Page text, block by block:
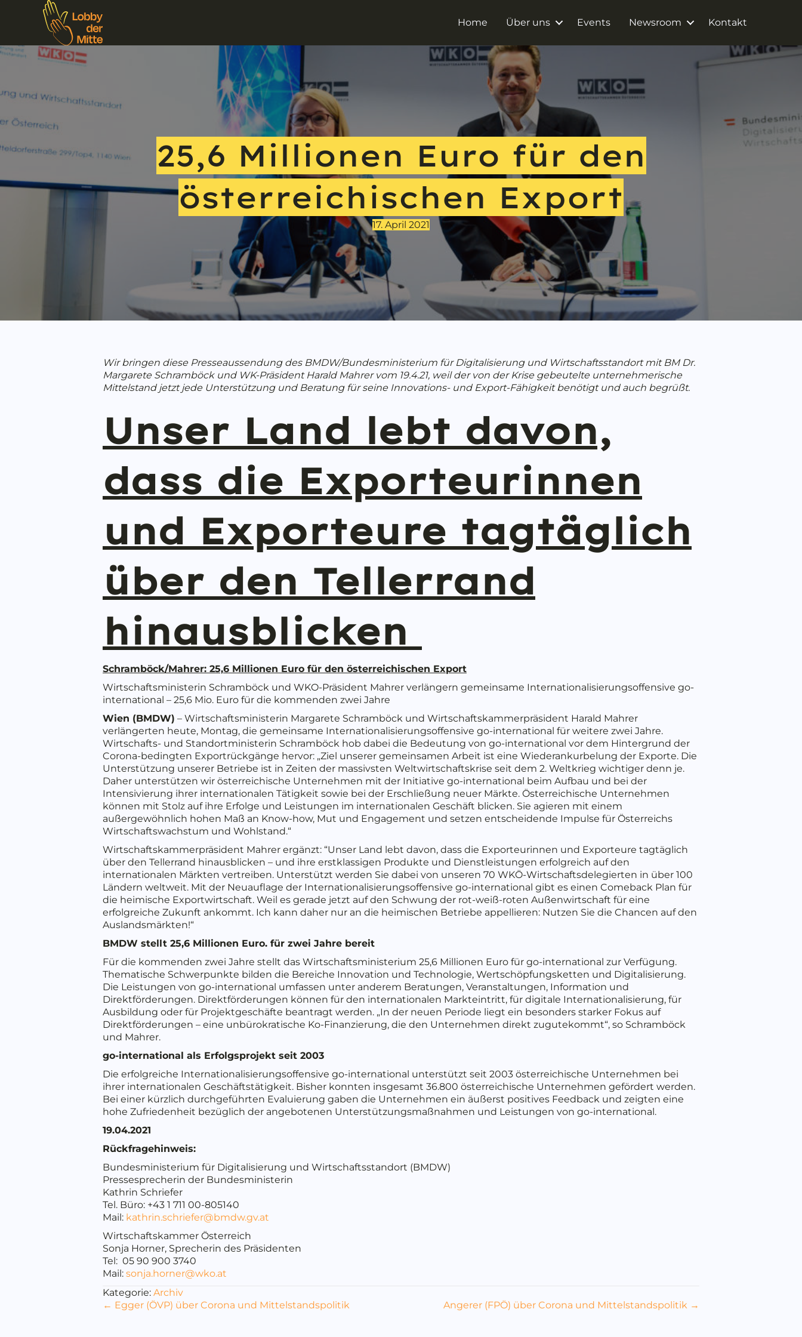
Home Über uns Events Newsroom Kontakt
25,6 Millionen Euro für den
österreichischen Export
17. April 2021
Wir bringen diese Presseaussendung des BMDW/Bundesministerium für Digitalisierung und Wirtschaftsstandort mit BM Dr.
Margarete Schramböck und WK-Präsident Harald Mahrer vom 19.4.21, weil der von der Krise gebeutelte unternehmerische
Mittelstand jetzt jede Unterstützung und Beratung für seine Innovations- und Export-Fähigkeit benötigt und auch begrüßt.
Unser Land lebt davon,
dass die Exporteurinnen
und Exporteure tagtäglich
über den Tellerrand
hinausblicken
Schramböck/Mahrer: 25,6 Millionen Euro für den österreichischen Export
Wirtschaftsministerin Schramböck und WKO-Präsident Mahrer verlängern gemeinsame Internationalisierungsoffensive go-
international – 25,6 Mio. Euro für die kommenden zwei Jahre
Wien (BMDW) – Wirtschaftsministerin Margarete Schramböck und Wirtschaftskammerpräsident Harald Mahrer
verlängerten heute, Montag, die gemeinsame Internationalisierungsoffensive go-international für weitere zwei Jahre.
Wirtschafts- und Standortministerin Schramböck hob dabei die Bedeutung von go-international vor dem Hintergrund der
Corona-bedingten Exportrückgänge hervor: „Ziel unserer gemeinsamen Arbeit ist eine Wiederankurbelung der Exporte. Die
Unterstützung unserer Betriebe ist in Zeiten der massivsten Weltwirtschaftskrise seit dem 2. Weltkrieg wichtiger denn je.
Daher unterstützen wir österreichische Unternehmen mit der Initiative go-international beim Aufbau und bei der
Intensivierung ihrer internationalen Tätigkeit sowie bei der Erschließung neuer Märkte. Österreichische Unternehmen
können mit Stolz auf ihre Erfolge und Leistungen im internationalen Geschäft blicken. Sie agieren mit einem
außergewöhnlich hohen Maß an Know-how, Mut und Engagement und setzen entscheidende Impulse für Österreichs
Wirtschaftswachstum und Wohlstand.“
Wirtschaftskammerpräsident Mahrer ergänzt: “Unser Land lebt davon, dass die Exporteurinnen und Exporteure tagtäglich
über den Tellerrand hinausblicken – und ihre erstklassigen Produkte und Dienstleistungen erfolgreich auf den
internationalen Märkten vertreiben. Unterstützt werden Sie dabei von unseren 70 WKÖ-Wirtschaftsdelegierten in über 100
Ländern weltweit. Mit der Neuauflage der Internationalisierungsoffensive go-international gibt es einen Comeback Plan für
die heimische Exportwirtschaft. Weil es gerade jetzt auf den Schwung der rot-weiß-roten Außenwirtschaft für eine
erfolgreiche Zukunft ankommt. Ich kann daher nur an die heimischen Betriebe appellieren: Nutzen Sie die Chancen auf den
Auslandsmärkten!“
BMDW stellt 25,6 Millionen Euro. für zwei Jahre bereit
Für die kommenden zwei Jahre stellt das Wirtschaftsministerium 25,6 Millionen Euro für go-international zur Verfügung.
Thematische Schwerpunkte bilden die Bereiche Innovation und Technologie, Wertschöpfungsketten und Digitalisierung.
Die Leistungen von go-international umfassen unter anderem Beratungen, Veranstaltungen, Information und
Direktförderungen. Direktförderungen können für den internationalen Markteintritt, für digitale Internationalisierung, für
Ausbildung oder für Projektgeschäfte beantragt werden. „In der neuen Periode liegt ein besonders starker Fokus auf
Direktförderungen – eine unbürokratische Ko-Finanzierung, die den Unternehmen direkt zugutekommt“, so Schramböck
und Mahrer.
go-international als Erfolgsprojekt seit 2003
Die erfolgreiche Internationalisierungsoffensive go-international unterstützt seit 2003 österreichische Unternehmen bei
ihrer internationalen Geschäftstätigkeit. Bisher konnten insgesamt 36.800 österreichische Unternehmen gefördert werden.
Bei einer kürzlich durchgeführten Evaluierung gaben die Unternehmen ein äußerst positives Feedback und zeigten eine
hohe Zufriedenheit bezüglich der angebotenen Unterstützungsmaßnahmen und Leistungen von go-international.
19.04.2021
Rückfragehinweis:
Bundesministerium für Digitalisierung und Wirtschaftsstandort (BMDW)
Pressesprecherin der Bundesministerin
Kathrin Schriefer
Tel. Büro: +43 1 711 00-805140
Mail: kathrin.schriefer@bmdw.gv.at
Wirtschaftskammer Österreich
Sonja Horner, Sprecherin des Präsidenten
Tel: 05 90 900 3740
Mail: sonja.horner@wko.at
Kategorie: Archiv
Posts
← Egger (ÖVP) über Corona und Mittelstandspolitik Angerer (FPÖ) über Corona und Mittelstandspolitik →